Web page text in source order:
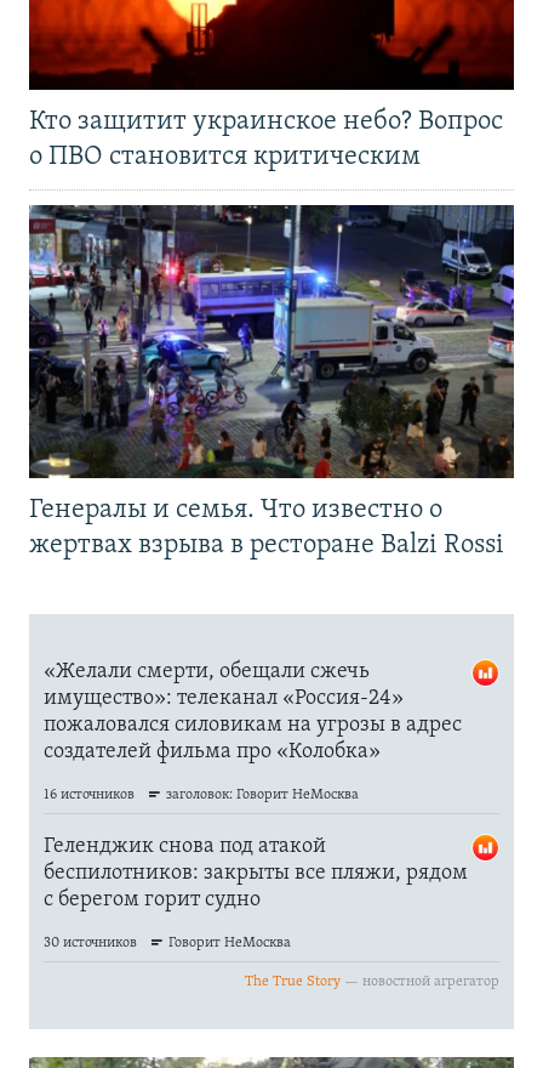
Кто защитит украинское небо? Вопрос
о ПВО становится критическим
Генералы и семья. Что известно о
жертвах взрыва в ресторане Balzi Rossi